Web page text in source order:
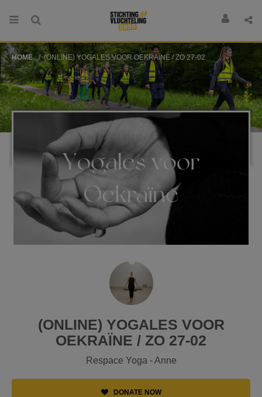
HOME (ONLINE) YOGALES VOOR OEKRAÏNE / ZO 27-02
(ONLINE) YOGALES VOOR
OEKRAÏNE / ZO 27-02
Respace Yoga - Anne
DONATE NOW